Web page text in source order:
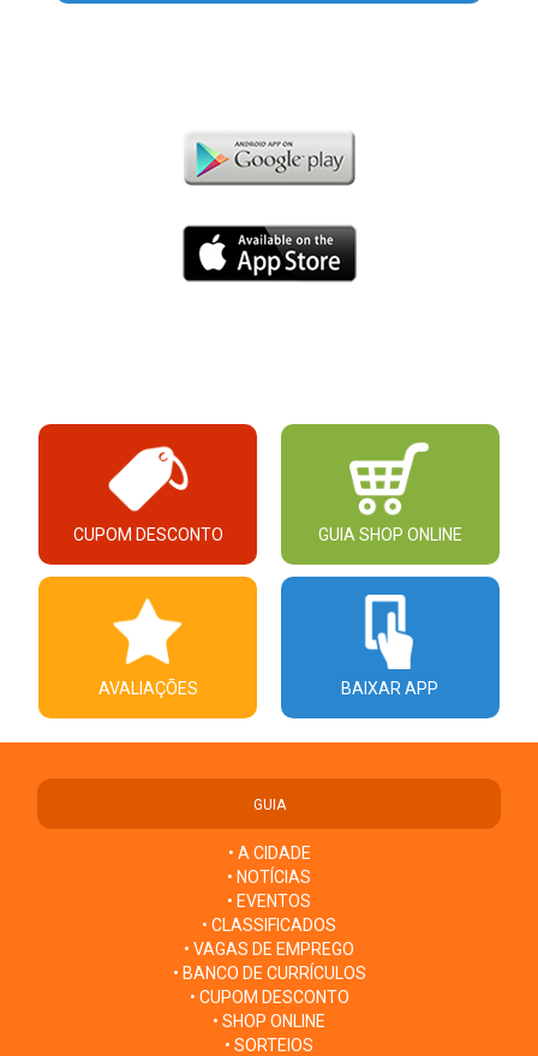
CUPOM DESCONTO GUIA SHOP ONLINE
AVALIAÇÕES BAIXAR APP
GUIA
• A CIDADE
• NOTÍCIAS
• EVENTOS
• CLASSIFICADOS
• VAGAS DE EMPREGO
• BANCO DE CURRÍCULOS
• CUPOM DESCONTO
• SHOP ONLINE
• SORTEIOS